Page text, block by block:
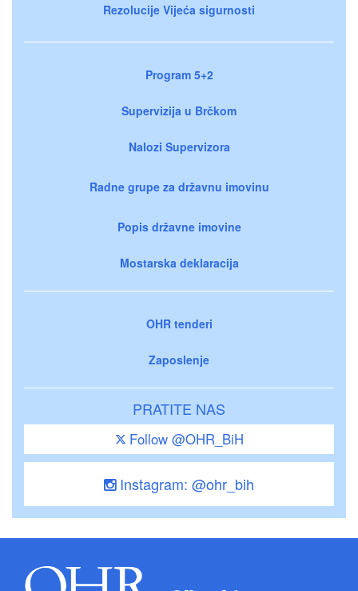
Rezolucije Vijeća sigurnosti
Program 5+2
Supervizija u Brčkom
Nalozi Supervizora
Radne grupe za državnu imovinu
Popis državne imovine
Mostarska deklaracija
OHR tenderi
Zaposlenje
PRATITE NAS
Follow @OHR_BiH
Instagram: @ohr_bih